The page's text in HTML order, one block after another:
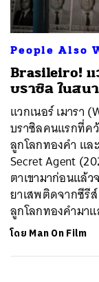
People Also
Brasileiro! แ
บราซิล ในสน
แวกเนอร์ เมารา
บราซิลคนแรกที่ค
ลูกโลกทองคำ แล
Secret Agent
ตาเขามาก่อนแล้ว
ยาเสพติดจากซีรีส์
ลูกโลกทองคำมา
โดย Man On Film
ค้นหา